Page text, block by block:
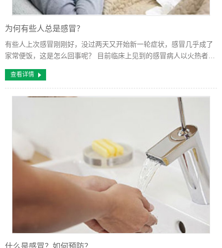
为何有些人总是感冒？
有些人上次感冒刚刚好，没过两天又开始新一轮症状，感冒几乎成了
家常便饭，这是怎么回事呢？ 目前临床上见到的感冒病人以火热者为
情绪紧张等有关，俗称“上火”。...
查看详情